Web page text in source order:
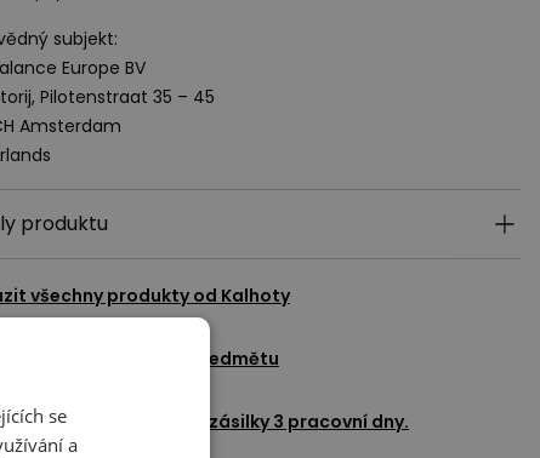
subjekt:
Europe BV
Pilotenstraat 35 – 45
Amsterdam
produktu
všechny produkty od Kalhoty
dotaz k tomuto předmětu
čas doručení zásilky 3 pracovní dny.
se
a